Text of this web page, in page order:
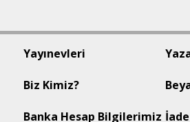
Yayınevleri
Biz Kimiz?
Banka Hesap Bilgilerimiz